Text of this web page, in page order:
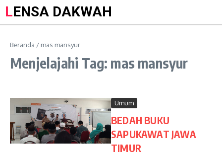
LENSA DAKWAH
Beranda / mas mansyur
Menjelajahi Tag: mas mansyur
Umum
BEDAH BUKU
SAPUKAWAT JAWA
TIMUR